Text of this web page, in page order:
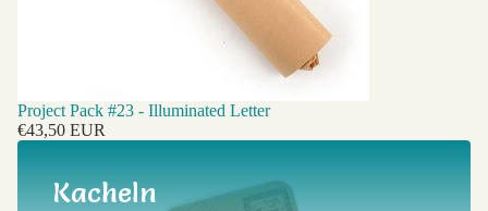
Project Pack #23 - Illuminated Letter
€43,50 EUR
Kacheln